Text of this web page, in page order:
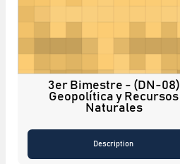
3er Bimestre - (DN-08)
Geopolítica y Recursos
Naturales
Description